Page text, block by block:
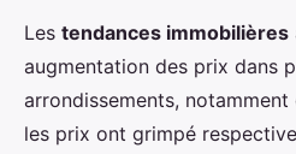
Les tendances immobilières
augmentation des prix dans
arrondissements, notamment
les prix ont grimpé